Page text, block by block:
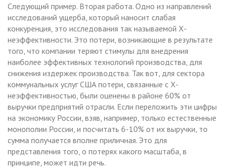
Следующий пример. Вторая работа. Одно из направлений
исследований ущерба, который наносит слабая
конкуренция, это исследования так называемой Х-
неэффективности. Это потери, возникающие в результате
того, что компании теряют стимулы для внедрения
наиболее эффективных технологий производства, для
снижения издержек производства. Так вот, для сектора
коммунальных услуг США потери, связанные с Х-
неэффективностью, были оценены в районе 60% от
выручки предприятий отрасли. Если переложить эти цифры
на экономику России, взяв, например, только естественные
монополии России, и посчитать 6-10% от их выручки, то
сумма получается вполне приличная. Это для
представления того, о потерях какого масштаба, в
принципе, может идти речь.